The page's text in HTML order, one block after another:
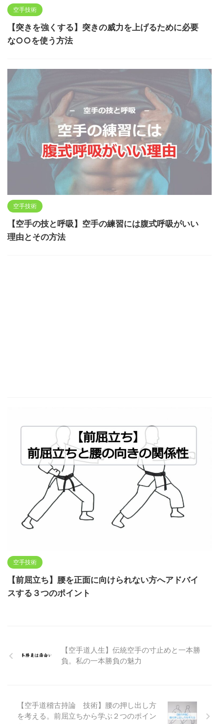
空手技術
【突きを強くする】突きの威力を上げるために必要
な○○を使う方法
空手技術
【空手の技と呼吸】空手の練習には腹式呼吸がいい
理由とその方法
空手技術
【前屈立ち】腰を正面に向けられない方へアドバイ
スする３つのポイント
【空手道人生】伝統空手の寸止めと一本勝
負。私の一本勝負の魅力
【空手道稽古持論 技術】腰の押し出し方
を考える。前屈立ちから学ぶ２つのポイン